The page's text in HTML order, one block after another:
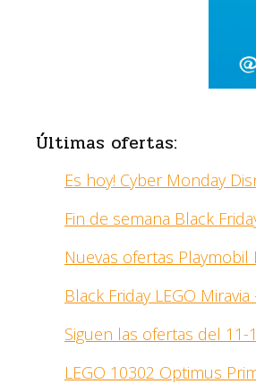
Últimas ofertas:
Es hoy! Cyber Monday
Fin de semana Black
Nuevas ofertas Playmobil
Black Friday LEGO
Siguen las ofertas del 11-
LEGO 10302 Optimus